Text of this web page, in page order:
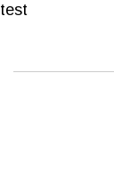
test